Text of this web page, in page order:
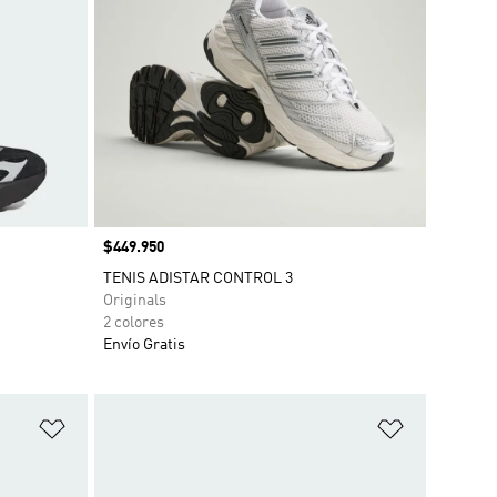
Precio
$449.950
TENIS ADISTAR CONTROL 3
Originals
2 colores
Envío Gratis